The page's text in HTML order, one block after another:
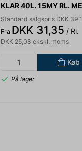
KLAR 40L. 15MY RL.
STK. 100012
Standard salgspris DKK
Fra DKK 31,35 / Rl.
DKK 25,08 ekskl. moms
Køb
På lager